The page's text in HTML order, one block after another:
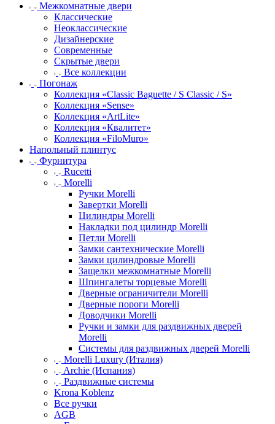
Межкомнатные двери
Классические
Неоклассические
Дизайнерские
Современные
Скрытые двери
Все коллекции
Погонаж
Коллекция «Classic Baguette / S Classic / S»
Коллекция «Sense»
Коллекция «ArtLite»
Коллекция «Квалитет»
Коллекция «FiloMuro»
Напольный плинтус
Фурнитура
Rucetti
Morelli
Ручки Morelli
Завертки Morelli
Цилиндры Morelli
Накладки под цилиндр Morelli
Петли Morelli
Замки сантехнические Morelli
Замки цилиндровые Morelli
Защелки межкомнатные Morelli
Шпингалеты торцевые Morelli
Дверные ограничители Morelli
Дверные пороги Morelli
Доводчики Morelli
Ручки и замки для раздвижных дверей
Morelli
Системы для раздвижных дверей Morelli
Morelli Luxury (Италия)
Archie (Испания)
Раздвижные системы
Krona Koblenz
Все ручки
AGB